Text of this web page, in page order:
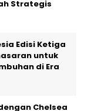
Strategis
Edisi Ketiga
untuk
di Era
Chelsea